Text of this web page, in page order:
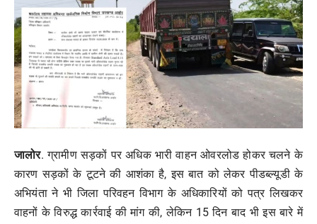
सामाजिक गतिविधि
अपराध
विशेष
जालोर. ग्रामीण सड़कों पर अधिक भारी वाहन ओवरलोड होकर चलने के
कारण सड़कों के टूटने की आशंका है, इस बात को लेकर पीडब्ल्यूडी के
अभियंता ने भी जिला परिवहन विभाग के अधिकारियों को पत्र लिखकर
वाहनों के विरुद्ध कार्रवाई की मांग की, लेकिन 15 दिन बाद भी इस बारे में